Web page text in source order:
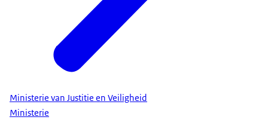
Ministerie van Justitie en Veiligheid
Ministerie